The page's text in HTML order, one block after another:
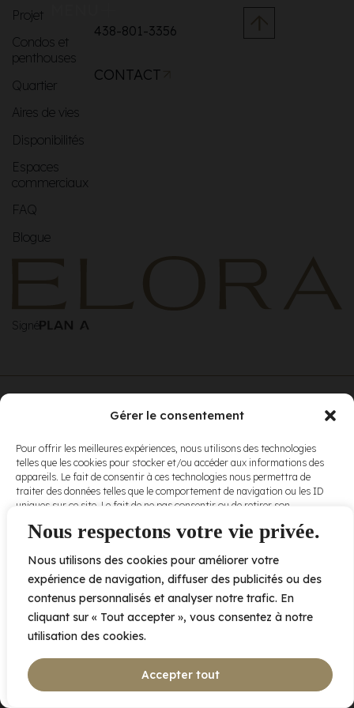
Nous respectons votre vie privée.
Nous utilisons des cookies pour améliorer votre
expérience de navigation, diffuser des publicités ou des
contenus personnalisés et analyser notre trafic. En
cliquant sur « Tout accepter », vous consentez à notre
utilisation des cookies.
Accepter tout
Gérer le consentement
Pour offrir les meilleures expériences, nous utilisons des technologies
telles que les cookies pour stocker et/ou accéder aux informations des
appareils. Le fait de consentir à ces technologies nous permettra de
traiter des données telles que le comportement de navigation ou les ID
uniques sur ce site. Le fait de ne pas consentir ou de retirer son
et fonctions.
Accepter
Refuser
Projet
Condos et
penthouses
Quartier
Aires de vies
Disponibilités
Espaces
commerciaux
FAQ
Blogue
438-801-3356
CONTACT
Signé
conditions
d’utilisationet
nospolitiques
de
confidentialité .
2005 av. de Bois-de-Boulogne, Laval QC H7N 0J7